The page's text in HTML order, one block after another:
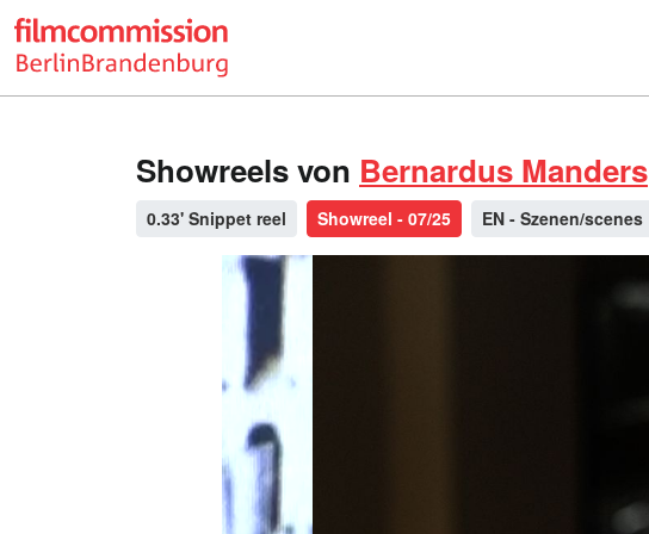
Showreels von Bernardus Manders
0.33' Snippet reel Showreel - 07/25 EN - Szenen/scenes